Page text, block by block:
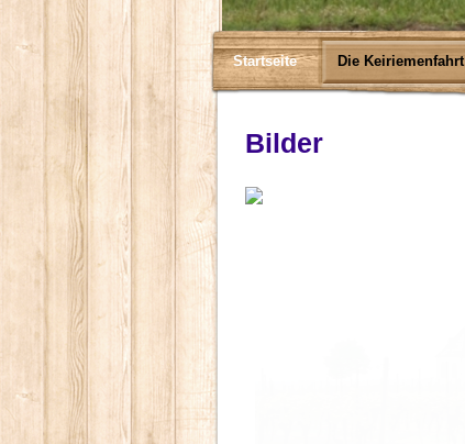
Startseite Die Keiriemenfahrt
Bilder